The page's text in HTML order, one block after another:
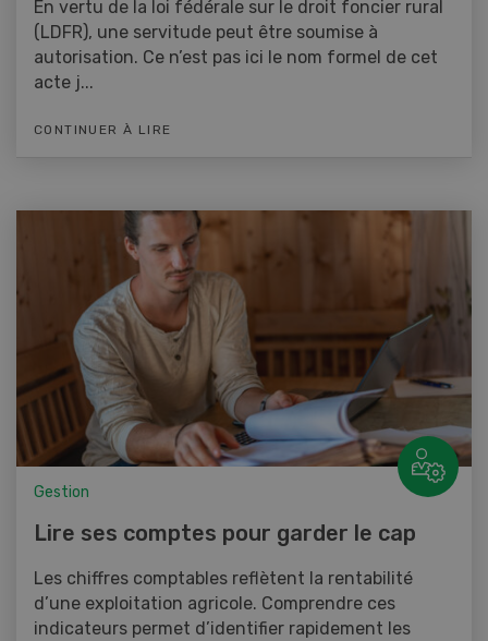
En vertu de la loi fédérale sur le droit foncier rural
(LDFR), une servitude peut être soumise à
autorisation. Ce n’est pas ici le nom formel de cet
acte j...
CONTINUER À LIRE
Gestion
Lire ses comptes pour garder le cap
Les chiffres comptables reflètent la rentabilité
d’une exploitation agricole. Comprendre ces
indicateurs permet d’identifier rapidement les